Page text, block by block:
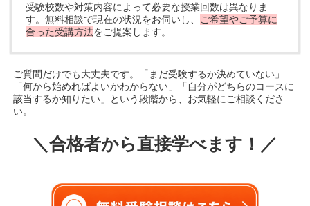
受験校数や対策内容によって必要な授業回数は異なりま
す。無料相談で現在の状況をお伺いし、 ご希望やご予算に
合った受講方法をご提案します。
ご質問だけでも大丈夫です。「まだ受験するか決めていない」
「何から始めればよいかわからない」「自分がどちらのコースに
該当するか知りたい」という段階から、お気軽にご相談くださ
い。
＼合格者から直接学べます！／